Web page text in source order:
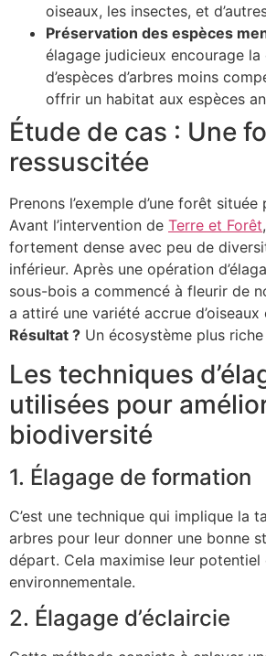
oiseaux, les insectes, et
Préservation des espèces
élagage judicieux encourage la
d’espèces d’arbres moins
offrir un habitat aux espèces
Étude de cas : Une
ressuscitée
Prenons l’exemple d’une forêt située
Avant l’intervention de Terre et Forêt
fortement dense avec peu de
inférieur. Après une opération
sous-bois a commencé à fleurir de
a attiré une variété accrue d’oiseaux
Résultat ? Un écosystème plus
Les techniques
utilisées pour
biodiversité
1. Élagage de formation
C’est une technique qui implique la
arbres pour leur donner une bonne
départ. Cela maximise leur
environnementale.
2. Élagage d’éclaircie